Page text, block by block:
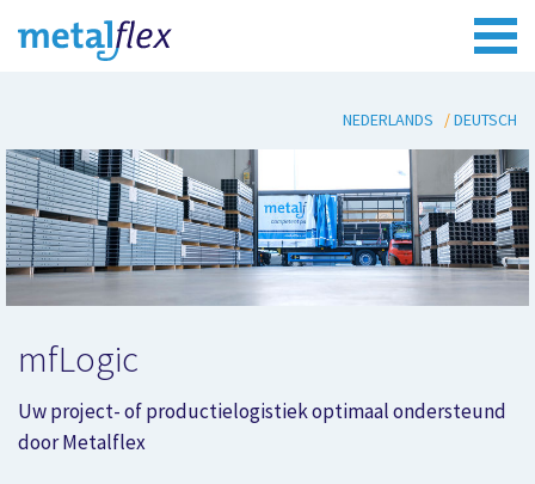
NEDERLANDS DEUTSCH
mfLogic
Uw project- of productielogistiek optimaal ondersteund
door Metalflex